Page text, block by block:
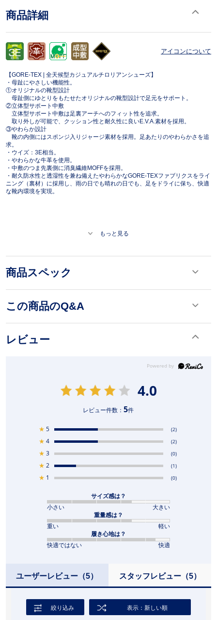
商品詳細
アイコンについて
【GORE-TEX | 全天候型カジュアルチロリアンシューズ】
・母趾にやさしい機能性。
①オリジナルの靴型設計
母趾側にゆとりをもたせたオリジナルの靴型設計で足元をサポート。
②立体型サポート中敷
立体型サポート中敷は足裏アーチへのフィット性を追求。
取り外しが可能で、クッション性と耐久性に良いE.V.A.素材を採用。
③やわらか設計
靴の内側にはスポンジ入りジャージ素材を採用。足あたりのやわらかさを追
求。
・ウイズ：3E相当。
・やわらかな牛革を使用。
・中敷のつま先裏側に消臭繊維MOFFを採用。
・耐久防水性と透湿性を兼ね備えたやわらかなGORE-TEXファブリクスをライ
ニング（裏材）に採用し、雨の日でも晴れの日でも、足をドライに保ち、快適
な靴内環境を実現。
もっと見る
商品スペック
この商品のQ&A
レビュー
4.0
レビュー件数：5件
★ 5 (2)
★ 4 (2)
★ 3 (0)
★ 2 (1)
★ 1 (0)
サイズ感は？
小さい
大きい
重量感は？
重い
軽い
履き心地は？
快適ではない
快適
ユーザーレビュー （5） スタッフレビュー（5）
絞り込み 表示：新しい順